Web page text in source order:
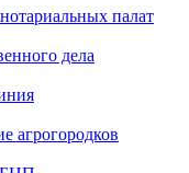
палат
дела
агрогородков